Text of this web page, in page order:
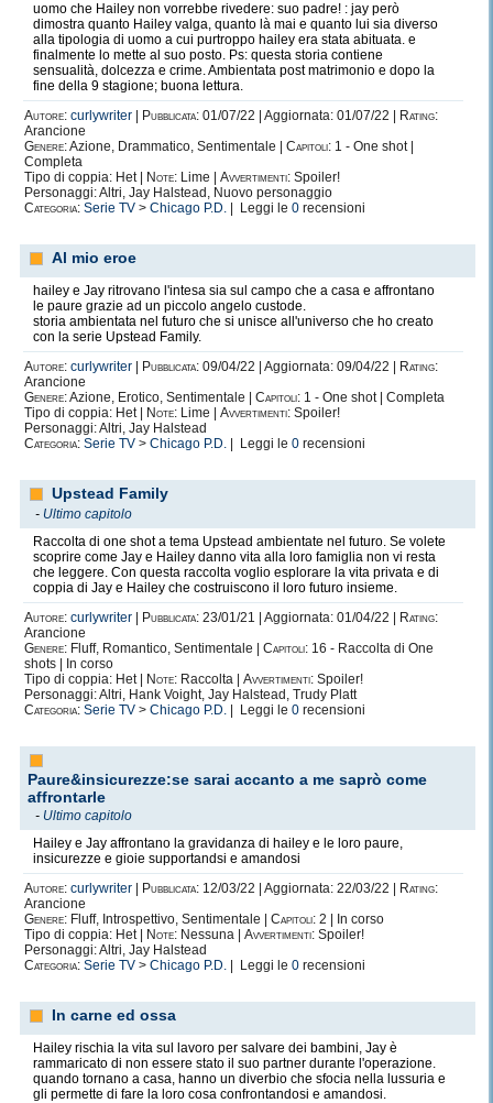
uomo che Hailey non vorrebbe rivedere: suo padre! : jay però
dimostra quanto Hailey valga, quanto là mai e quanto lui sia diverso
alla tipologia di uomo a cui purtroppo hailey era stata abituata. e
finalmente lo mette al suo posto. Ps: questa storia contiene
sensualità, dolcezza e crime. Ambientata post matrimonio e dopo la
fine della 9 stagione; buona lettura.
Autore: curlywriter Pubblicata: 01/07/22 | Aggiornata: 01/07/22 |
Rating:
Arancione
Genere:Azione, Drammatico, Sentimentale | Capitoli: 1 - One shot |
Completa
Tipo di coppia: Het |
Note: Lime | Avvertimenti: Spoiler!
Personaggi: Altri, Jay Halstead, Nuovo personaggio
Categoria: Serie TV > Chicago P.D. | Leggi le 0 recensioni
Al mio eroe
hailey e Jay ritrovano l'intesa sia sul campo che a casa e affrontano
le paure grazie ad un piccolo angelo custode.
storia ambientata nel futuro che si unisce all'universo che ho creato
con la serie Upstead Family.
Autore: curlywriter Pubblicata: 09/04/22 | Aggiornata: 09/04/22 |
Rating:
Arancione
Genere:Azione, Erotico, Sentimentale | Capitoli: 1 - One shot | Completa
Tipo di coppia: Het |
Note: Lime | Avvertimenti: Spoiler!
Personaggi: Altri, Jay Halstead
Categoria: Serie TV > Chicago P.D. | Leggi le 0 recensioni
Upstead Family
- Ultimo capitolo
Raccolta di one shot a tema Upstead ambientate nel futuro. Se volete
scoprire come Jay e Hailey danno vita alla loro famiglia non vi resta
che leggere. Con questa raccolta voglio esplorare la vita privata e di
coppia di Jay e Hailey che costruiscono il loro futuro insieme.
Autore: curlywriter Pubblicata: 23/01/21 | Aggiornata: 01/04/22 |
Rating:
Arancione
Genere: Fluff, Romantico, Sentimentale | Capitoli: 16 - Raccolta di One
shots | In corso
Tipo di coppia: Het |
Note: Raccolta | Avvertimenti: Spoiler!
Personaggi: Altri, Hank Voight, Jay Halstead, Trudy Platt
Categoria: Serie TV > Chicago P.D. | Leggi le 0 recensioni
Paure&insicurezze:se sarai accanto a me saprò come
affrontarle
- Ultimo capitolo
Hailey e Jay affrontano la gravidanza di hailey e le loro paure,
insicurezze e gioie supportandsi e amandosi
Autore: curlywriter Pubblicata: 12/03/22 | Aggiornata: 22/03/22 |
Rating:
Arancione
Genere: Fluff, Introspettivo, Sentimentale | Capitoli: 2 | In corso
Tipo di coppia: Het |
Note: Nessuna | Avvertimenti: Spoiler!
Personaggi: Altri, Jay Halstead
Categoria: Serie TV > Chicago P.D. | Leggi le 0 recensioni
In carne ed ossa
Hailey rischia la vita sul lavoro per salvare dei bambini, Jay è
rammaricato di non essere stato il suo partner durante l'operazione.
quando tornano a casa, hanno un diverbio che sfocia nella lussuria e
gli permette di fare la loro cosa confrontandosi e amandosi.